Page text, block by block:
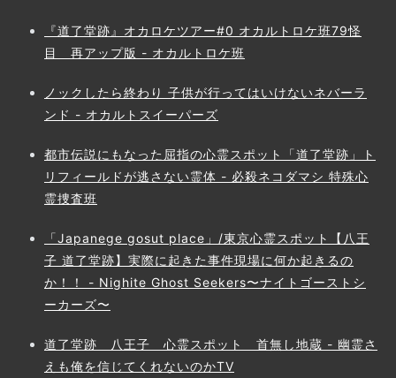
『道了堂跡』オカロケツアー#0 オカルトロケ班79怪
目 再アップ版 - オカルトロケ班
ノックしたら終わり 子供が行ってはいけないネバーラ
ンド - オカルトスイーパーズ
都市伝説にもなった屈指の心霊スポット「道了堂跡」ト
リフィールドが逃さない霊体 - 必殺ネコダマシ 特殊心
霊捜査班
「Japanege gosut place」/東京心霊スポット【八王
子 道了堂跡】実際に起きた事件現場に何か起きるの
か！！ - Nighite Ghost Seekers〜ナイトゴーストシ
ーカーズ〜
道了堂跡 八王子 心霊スポット 首無し地蔵 - 幽霊さ
えも俺を信じてくれないのかTV